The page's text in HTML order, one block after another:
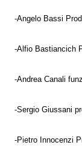
-Angelo Bassi
-Alfio Bastiancich
-Andrea Canali
-Sergio Giussani
-Pietro Innocenzi